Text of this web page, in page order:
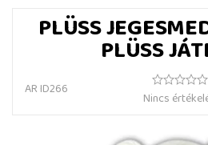
PLÜSS
PLÜSS
AR ID266
Nincs